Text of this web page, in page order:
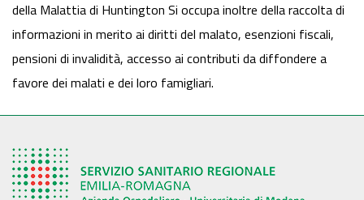
della Malattia di Huntington Si occupa inoltre della raccolta di
informazioni in merito ai diritti del malato, esenzioni fiscali,
pensioni di invalidità, accesso ai contributi da diffondere a
favore dei malati e dei loro famigliari.